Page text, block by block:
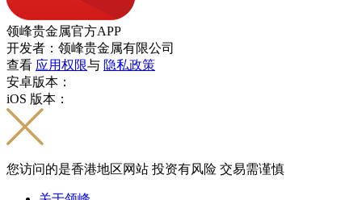
领峰贵金属官方APP
开发者：领峰贵金属有限公司
查看 应用权限与 隐私政策
安卓版本：
iOS 版本：
您访问的是香港地区网站 投资有风险 交易需谨慎